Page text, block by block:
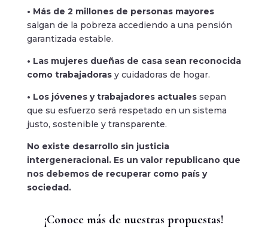
• Más de 2 millones de personas mayores
salgan de la pobreza accediendo a una pensión
garantizada estable.
• Las mujeres dueñas de casa sean reconocida
como trabajadorasy cuidadoras de hogar.
• Los jóvenes y trabajadores actualessepan
que su esfuerzo será respetado en un sistema
justo, sostenible y transparente.
No existe desarrollo sin justicia
intergeneracional. Es un valor republicano que
nos debemos de recuperar como país y
sociedad.
¡Conoce más de nuestras propuestas!